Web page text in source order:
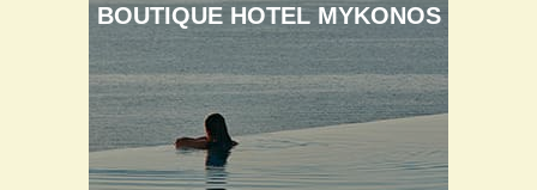
BOUTIQUE HOTEL MYKONOS